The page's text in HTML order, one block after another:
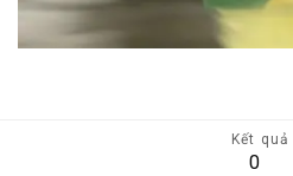
Kết quả
0